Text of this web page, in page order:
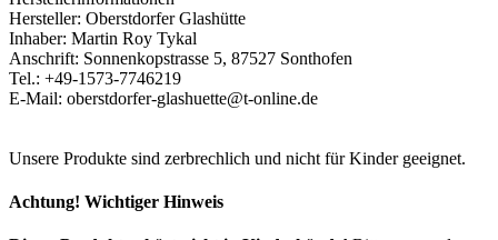
Hersteller: Oberstdorfer Glashütte
Inhaber: Martin Roy Tykal
Anschrift: Sonnenkopstrasse 5, 87527 Sonthofen
Tel.: +49-1573-7746219
E-Mail: oberstdorfer-glashuette@t-online.de
Unsere Produkte sind zerbrechlich und nicht für Kinder geeignet.
Achtung! Wichtiger Hinweis